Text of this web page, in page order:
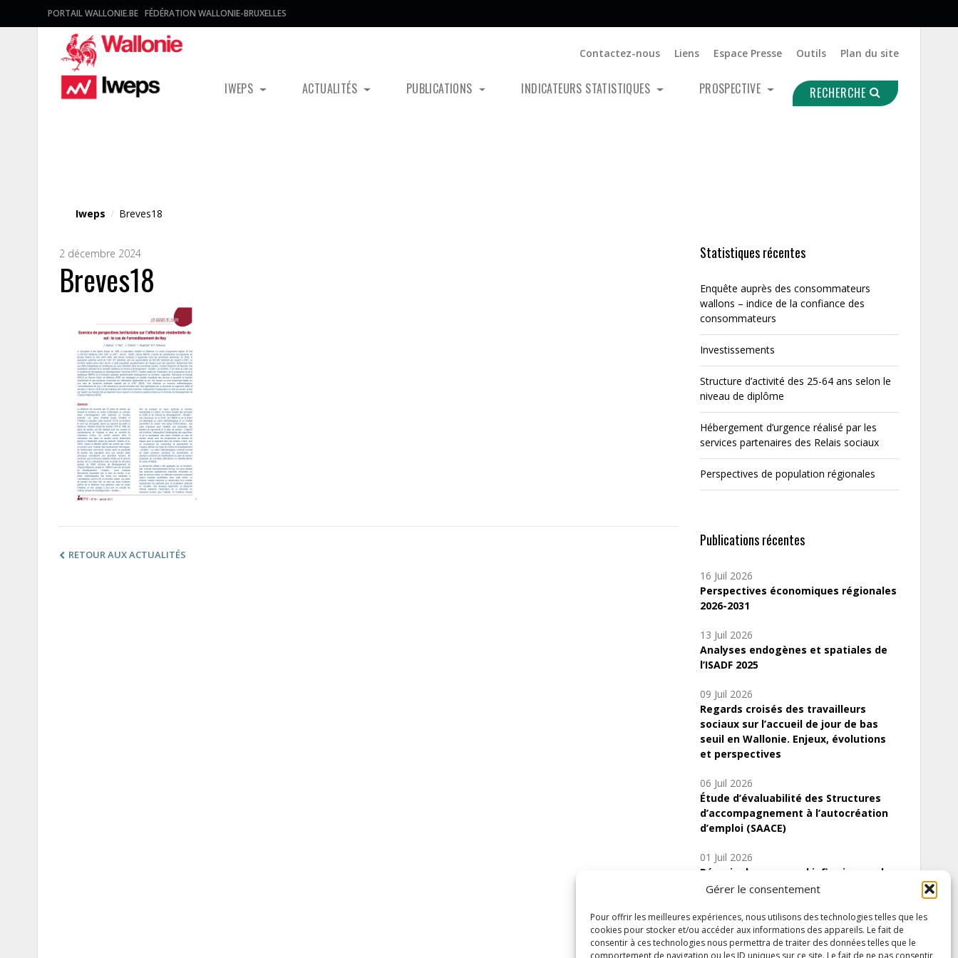
Gérer le consentement
Pour offrir les meilleures expériences, nous utilisons des technologies telles que les
cookies pour stocker et/ou accéder aux informations des appareils. Le fait de
consentir à ces technologies nous permettra de traiter des données telles que le
comportement de navigation ou les ID uniques sur ce site. Le fait de ne pas consentir
PORTAIL WALLONIE.BE FÉDÉRATION WALLONIE-BRUXELLES
Contactez-nous Liens Espace Presse Outils Plan du site
IWEPS ACTUALITÉS PUBLICATIONS INDICATEURS STATISTIQUES PROSPECTIVE RECHERCHE
Iweps / Breves18
2 décembre 2024
Breves18
RETOUR AUX ACTUALITÉS
Statistiques récentes
Enquête auprès des consommateurs
wallons – indice de la confiance des
consommateurs
Investissements
Structure d’activité des 25-64 ans selon le
niveau de diplôme
Hébergement d’urgence réalisé par les
services partenaires des Relais sociaux
Perspectives de population régionales
Publications récentes
16 Juil 2026
Perspectives économiques régionales
2026-2031
13 Juil 2026
Analyses endogènes et spatiales de
l’ISADF 2025
09 Juil 2026
Regards croisés des travailleurs
sociaux sur l’accueil de jour de bas
seuil en Wallonie. Enjeux, évolutions
et perspectives
06 Juil 2026
Étude d’évaluabilité des Structures
d’accompagnement à l’autocréation
d’emploi (SAACE)
01 Juil 2026
Pénurie du personnel infirmier :quels
indicateurs d’offre de soins pour